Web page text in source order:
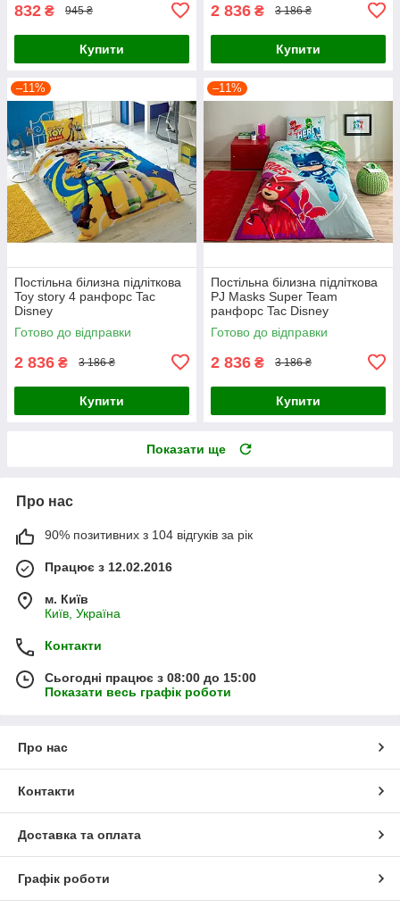
832 ₴ 945 ₴
Купити
2 836 ₴ 3 186 ₴
Купити
–11%
Постільна білизна підліткова
Toy story 4 ранфорс Tac
Disney
Готово до відправки
2 836 ₴ 3 186 ₴
Купити
–11%
Постільна білизна підліткова
PJ Masks Super Team
ранфорс Tac Disney
Готово до відправки
2 836 ₴ 3 186 ₴
Купити
Показати ще
Про нас
90% позитивних з 104 відгуків за рік
Працює з 12.02.2016
м. Київ
Київ, Україна
Контакти
Сьогодні працює з 08:00 до 15:00
Показати весь графік роботи
Про нас
Контакти
Доставка та оплата
Графік роботи